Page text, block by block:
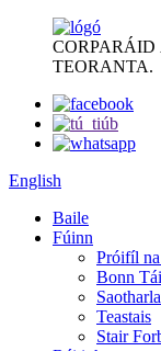
TEORANTA.
English
Baile
Fúinn
Próifíl
Bonn
Teastais
Stair